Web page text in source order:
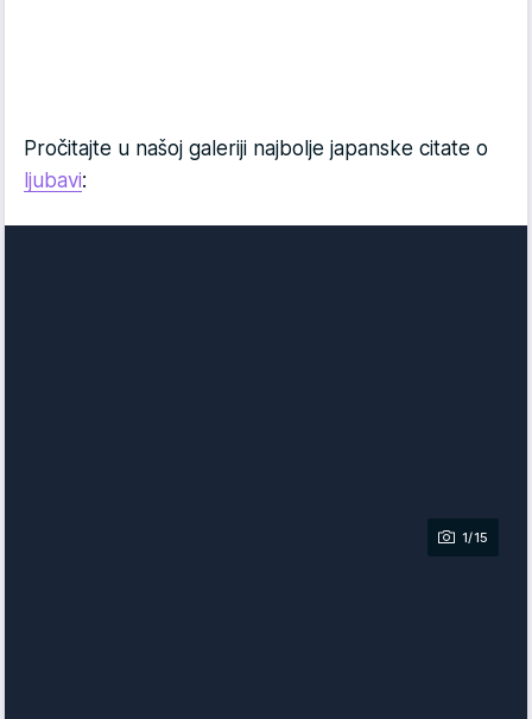
Pročitajte u našoj galeriji najbolje japanske citate o
ljubavi:
1/15